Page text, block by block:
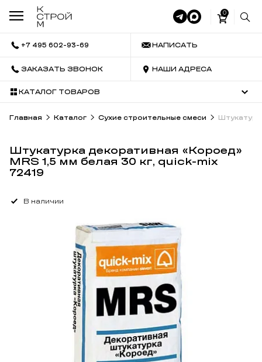
0
+7 495 602-93-69 НАПИСАТЬ
ЗАКАЗАТЬ ЗВОНОК НАШИ АДРЕСА
КАТАЛОГ ТОВАРОВ
Главная Каталог Сухие строительные смеси
Штукатурка декоративная «Короед»
MRS 1,5 мм белая 30 кг, quick-mix
72419
В наличии